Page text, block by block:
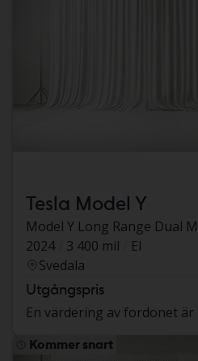
Tesla Model Y
Model Y Long Range Dual
2024
3 400 mil
El
Svedala
Utgångspris
En värdering av fordonet är
Kommer snart